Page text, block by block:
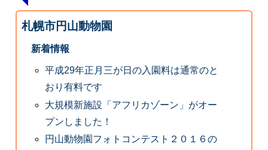
札幌市円山動物園
新着情報
平成29年正月三が日の入園料は通常のと
おり有料です
大規模新施設「アフリカゾーン」がオー
プンしました！
円山動物園フォトコンテスト２０１６の